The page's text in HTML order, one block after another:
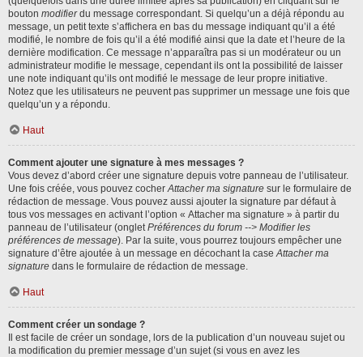
bouton modifierdu message correspondant. Si quelqu’un a déjà répondu au
message, un petit texte s’affichera en bas du message indiquant qu’il a été
modifié, le nombre de fois qu’il a été modifié ainsi que la date et l’heure de la
dernière modification. Ce message n’apparaîtra pas si un modérateur ou un
administrateur modifie le message, cependant ils ont la possibilité de laisser
une note indiquant qu’ils ont modifié le message de leur propre initiative.
Notez que les utilisateurs ne peuvent pas supprimer un message une fois que
quelqu’un y a répondu.
Haut
Comment ajouter une signature à mes messages ?
Vous devez d’abord créer une signature depuis votre panneau de l’utilisateur.
Une fois créée, vous pouvez cocherAttacher ma signature sur le formulaire de
rédaction de message. Vous pouvez aussi ajouter la signature par défaut à
tous vos messages en activant l’option « Attacher ma signature » à partir du
panneau de l’utilisateur (ongletPréférences du forum --> Modifier les
préférences de message). Par la suite, vous pourrez toujours empêcher une
signature d’être ajoutée à un message en décochant la caseAttacher ma
signature dans le formulaire de rédaction de message.
Haut
Comment créer un sondage ?
Il est facile de créer un sondage, lors de la publication d’un nouveau sujet ou
la modification du premier message d’un sujet (si vous en avez les